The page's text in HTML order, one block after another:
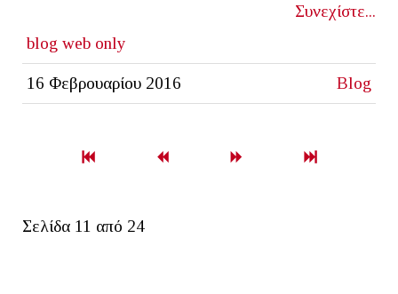
Συνεχίστε...
blog web only
16 Φεβρουαρίου 2016 Blog
Σελίδα 11 από 24